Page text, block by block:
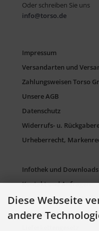
Oder schreiben Sie uns
info@torso.de
Impressum
Versandarten und
Zahlungsweisen Torso
Unsere AGB
Datenschutz
Widerrufs- u.
Urheberrecht,
Infothek und Downloads
Kontakt und Anfragen
Verpackung und
Sitemap Torso.de
Diese Webseite
andere